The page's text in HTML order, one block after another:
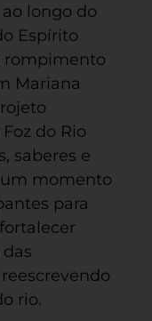
longo do
Espírito
rompimento
Mariana
do Rio
saberes e
um momento
para
rio.